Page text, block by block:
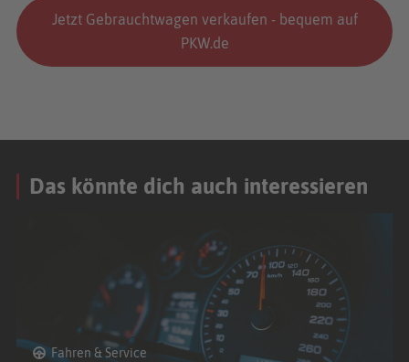
Jetzt Gebrauchtwagen verkaufen - bequem auf
PKW.de
Das könnte dich auch interessieren
Fahren & Service